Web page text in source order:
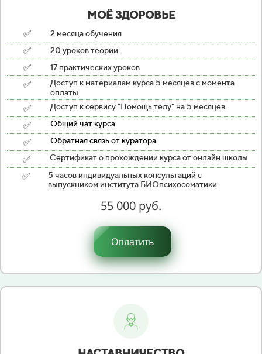
МОЁ ЗДОРОВЬЕ
✅ 2 месяца обучения
✅ 20 уроков теории
✅ 17 практических уроков
✅
Доступ к материалам курса 5 месяцев с момента
оплаты
✅ Доступ к сервису "Помощь телу" на 5 месяцев
✅ Общий чат курса
✅ Обратная связь от куратора
✅ Сертификат о прохождении курса от онлайн школы
✅
5 часов индивидуальных консультаций с
выпускником института БИОпсихосоматики
55 000 руб.
Оплатить